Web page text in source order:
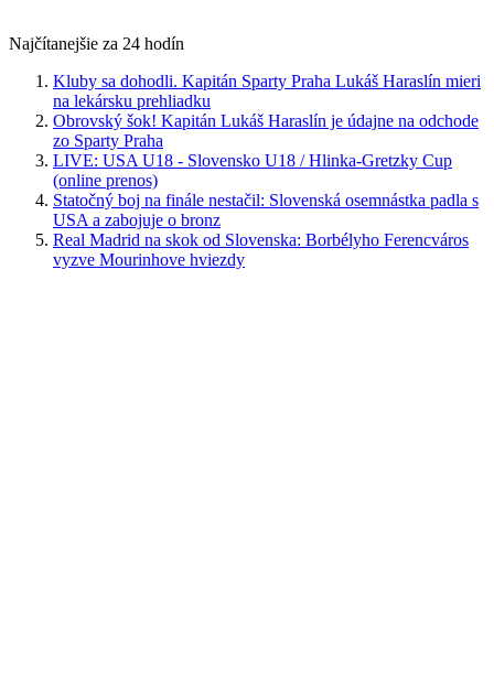
Najčítanejšie za 24 hodín
Kluby sa dohodli. Kapitán Sparty Praha Lukáš Haraslín mieri
na lekársku prehliadku
Obrovský šok! Kapitán Lukáš Haraslín je údajne na odchode
zo Sparty Praha
LIVE: USA U18 - Slovensko U18 / Hlinka-Gretzky Cup
(online prenos)
Statočný boj na finále nestačil: Slovenská osemnástka padla s
USA a zabojuje o bronz
Real Madrid na skok od Slovenska: Borbélyho Ferencváros
vyzve Mourinhove hviezdy